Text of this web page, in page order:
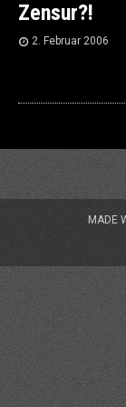
Zensur?!
2. Februar 2006
MADE